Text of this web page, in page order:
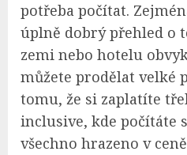
potřeba počítat.
úplně dobrý přehled o
zemi nebo hotelu
můžete prodělat velké
tomu, že si zaplatíte
inclusive, kde počítáte
všechno hrazeno v